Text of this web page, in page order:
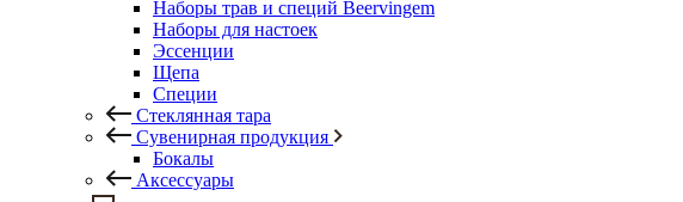
Наборы трав и специй Beervingem
Наборы для настоек
Эссенции
Щепа
Специи
Стеклянная тара
Сувенирная продукция
Бокалы
Аксессуары